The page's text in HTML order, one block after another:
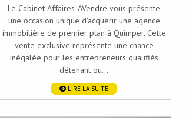
Le Cabinet Affaires-AVendre vous présente
une occasion unique d'acquérir une agence
immobilière de premier plan à Quimper. Cette
vente exclusive représente une chance
inégalée pour les entrepreneurs qualifiés
détenant ou...
LIRE LA SUITE